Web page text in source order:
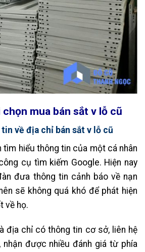
mua bán sắt v lỗ cũ
về địa chỉ bán sắt v lỗ cũ
tìm hiểu thông tin của một cá nhân
cụ tìm kiếm Google. Hiện nay
đưa thông tin cảnh báo về nạn
sẽ không quá khó để phát hiện
về họ.
địa chỉ có thông tin cơ sở, liên hệ
nhận được nhiều đánh giá từ phía